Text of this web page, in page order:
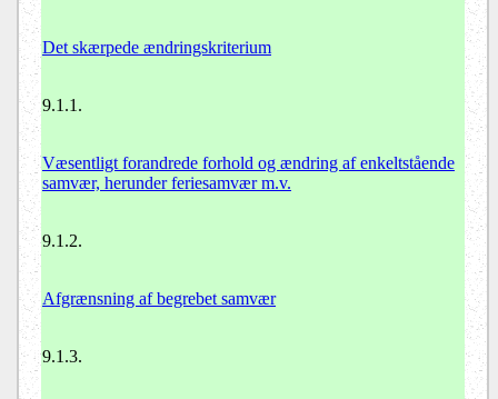
Det skærpede ændringskriterium
9.1.1.
Væsentligt forandrede forhold og ændring af enkeltstående
samvær, herunder feriesamvær m.v.
9.1.2.
Afgrænsning af begrebet samvær
9.1.3.